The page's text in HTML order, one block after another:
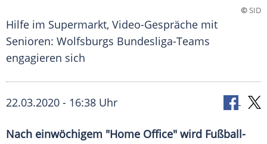
©SID
Hilfe im Supermarkt, Video-Gespräche mit
Senioren: Wolfsburgs Bundesliga-Teams
engagieren sich
22.03.2020 - 16:38 Uhr
Nach einwöchigem "Home Office" wird Fußball-